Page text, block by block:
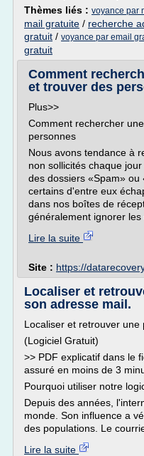
Thèmes liés : voyance par
mail gratuite / recherche
gratuit / voyance par email
gratuit
Comment
et trouver des
Plus>>
Comment rechercher
personnes
Nous avons tendance à
non sollicités chaque
des dossiers «Spam» ou
certains d'entre eux
dans nos boîtes de
généralement ignorer les
Lire la suite
Site : https://
Localiser et
son adresse mail.
Localiser et retrouver une
(Logiciel Gratuit)
>> PDF explicatif dans le
assuré en moins de 3
Pourquoi utiliser notre
Depuis des années,
monde. Son influence a
des populations. Le
Lire la suite